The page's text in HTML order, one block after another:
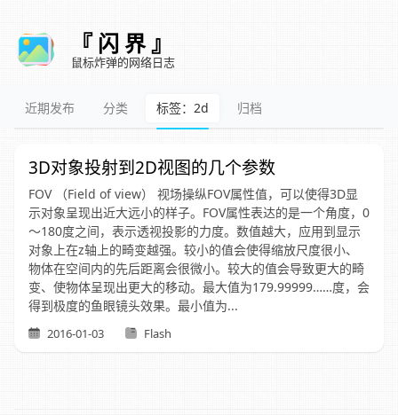
『 闪 界 』
鼠标炸弹的网络日志
近期发布 分类 标签：2d 归档
3D对象投射到2D视图的几个参数
FOV （Field of view） 视场操纵FOV属性值，可以使得3D显
示对象呈现出近大远小的样子。FOV属性表达的是一个角度，0
～180度之间，表示透视投影的力度。数值越大，应用到显示
对象上在z轴上的畸变越强。较小的值会使得缩放尺度很小、
物体在空间内的先后距离会很微小。较大的值会导致更大的畸
变、使物体呈现出更大的移动。最大值为179.99999……度，会
得到极度的鱼眼镜头效果。最小值为...
2016-01-03 Flash